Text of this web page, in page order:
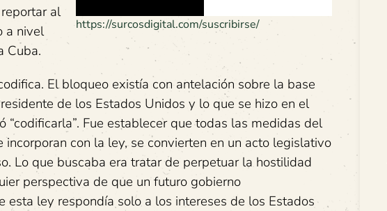
https://surcosdigital.com/suscribirse/
al
a nivel
Cuba.
El bloqueo existía con antelación sobre la base
de los Estados Unidos y lo que se hizo en el
Fue establecer que todas las medidas del
con la ley, se convierten en un acto legislativo
Lo que buscaba era tratar de perpetuar la hostilidad
perspectiva de que un futuro gobierno
ley respondía solo a los intereses de los Estados